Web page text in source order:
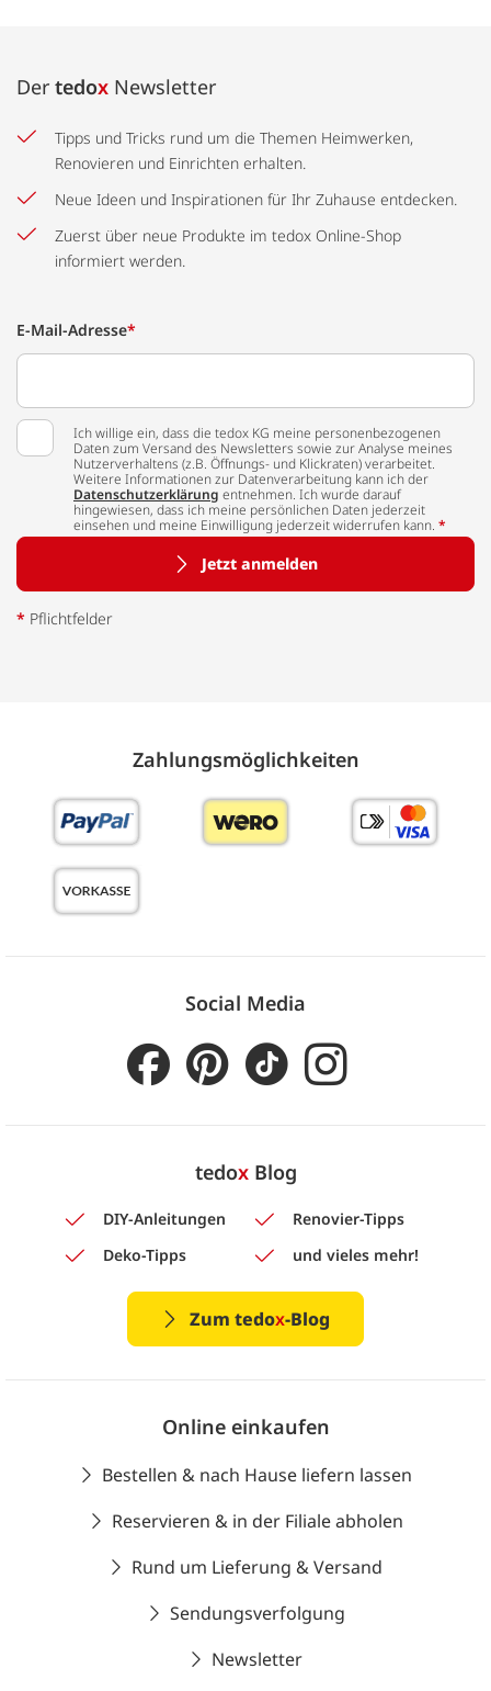
Der tedox Newsletter
Tipps und Tricks rund um die Themen Heimwerken,
Renovieren und Einrichten erhalten.
Neue Ideen und Inspirationen für Ihr Zuhause entdecken.
Zuerst über neue Produkte im tedox Online-Shop
informiert werden.
E-Mail-Adresse*
Ich willige ein, dass die tedox KG meine personenbezogenen
Daten zum Versand des Newsletters sowie zur Analyse meines
Nutzerverhaltens (z.B. Öffnungs- und Klickraten) verarbeitet.
Weitere Informationen zur Datenverarbeitung kann ich der
Datenschutzerklärung entnehmen. Ich wurde darauf
hingewiesen, dass ich meine persönlichen Daten jederzeit
einsehen und meine Einwilligung jederzeit widerrufen kann. *
Jetzt anmelden
* Pflichtfelder
Zahlungs­möglich­keiten
Social Media
tedoxBlog
DIY-Anleitungen
Renovier-Tipps
Deko-Tipps
und vieles mehr!
Zum tedox-Blog
Online einkaufen
Bestellen & nach Hause liefern lassen
Reservieren & in der Filiale abholen
Rund um Lieferung & Versand
Sendungsverfolgung
Newsletter